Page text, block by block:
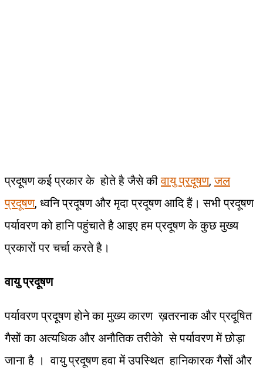
प्रदूषण कई प्रकार के होते है जैसे कीवायु प्रदूषण,जल
प्रदूषण, ध्वनि प्रदूषण और मृदा प्रदूषण आदि हैं। सभी प्रदूषण
पर्यावरण को हानि पहुंचाते है आइए हम प्रदूषण के कुछ मुख्य
प्रकारों पर चर्चा करते है।
वायु प्रदूषण
पर्यावरण प्रदूषण होने का मुख्य कारण ख़तरनाक और प्रदूषित
गैसों का अत्यधिक और अनौतिक तरीकेो से पर्यावरण में छोड़ा
जाना है । वायु प्रदूषण हवा में उपस्थित हानिकारक गैसों और